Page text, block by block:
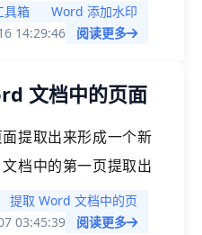
候，给 Word 文档加
，可以声明版权，也可
便的，但是如果文件数
文档添加水印。
具箱
Word 添加水印
14:29:46
阅读更多
文档中的页面
提取出来形成一个新
档中的第一页提取出
一页提取出来、再或
页提取出来等等。人
提取 Word 文档中的页
03:45:39
阅读更多